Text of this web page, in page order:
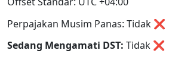
Perpajakan Musim Panas: Tidak ❌
Sedang Mengamati DST: Tidak ❌